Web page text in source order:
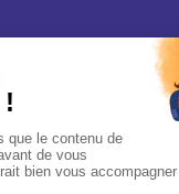
100% sécurisé